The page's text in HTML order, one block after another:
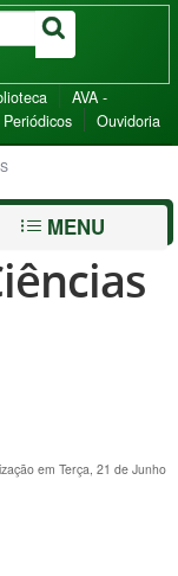
AVA -
Periódicos Ouvidoria
MENU
em Terça, 21 de Junho